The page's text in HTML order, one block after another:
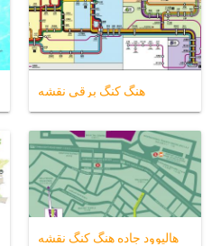
هنگ کنگ برقی نقشه
هالیوود جاده هنگ کنگ نقشه